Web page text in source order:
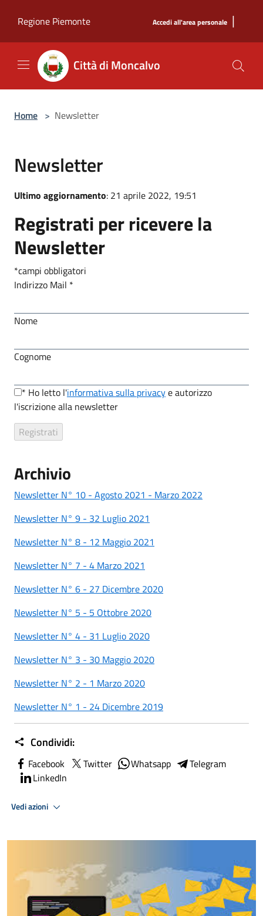
Regione Piemonte
Accedi all'area personale |
Città di Moncalvo
Home > Newsletter
Newsletter
Ultimo aggiornamento: 21 aprile 2022, 19:51
Registrati per ricevere la
Newsletter
*campi obbligatori
Indirizzo Mail *
Nome
Cognome
* Ho letto l'informativa sulla privacye autorizzo
l'iscrizione alla newsletter
Archivio
Newsletter N° 10 - Agosto 2021 - Marzo 2022
Newsletter N° 9 - 32 Luglio 2021
Newsletter N° 8 - 12 Maggio 2021
Newsletter N° 7 - 4 Marzo 2021
Newsletter N° 6 - 27 Dicembre 2020
Newsletter N° 5 - 5 Ottobre 2020
Newsletter N° 4 - 31 Luglio 2020
Newsletter N° 3 - 30 Maggio 2020
Newsletter N° 2 - 1 Marzo 2020
Newsletter N° 1 - 24 Dicembre 2019
Condividi:
Facebook Twitter Whatsapp
Telegram
LinkedIn
Vedi azioni